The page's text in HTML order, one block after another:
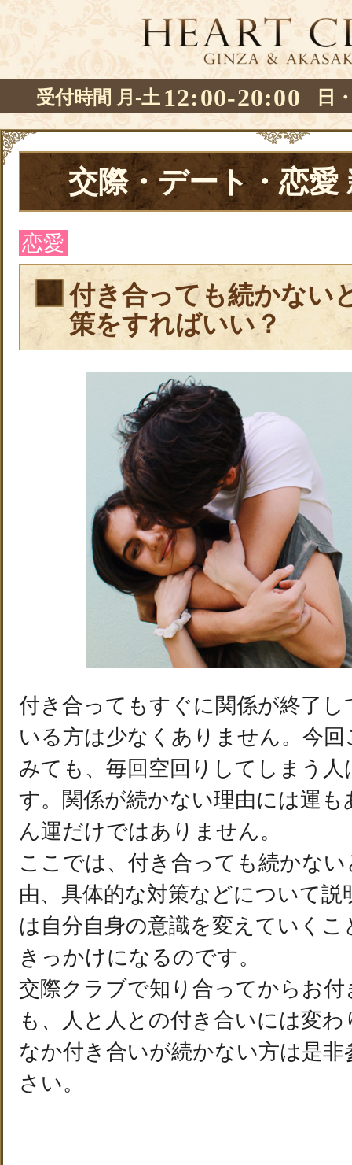
受付時間 月-土 12:00-20:00 日
交際・デート・恋愛
恋愛
付き合っても続かない
策をすればいい？
付き合ってもすぐに関係が終了
いる方は少なくありません。今
みても、毎回空回りしてしまう
す。関係が続かない理由には運
ん運だけではありません。
ここでは、付き合っても続かな
由、具体的な対策などについて
は自分自身の意識を変えていく
きっかけになるのです。
交際クラブで知り合ってからお
も、人と人との付き合いには変
なか付き合いが続かない方は是
さい。